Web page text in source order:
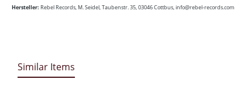
Hersteller: Rebel Records,M. Seidel,Taubenstr. 35,03046 Cottbus,info@rebel-records.com
Similar Items